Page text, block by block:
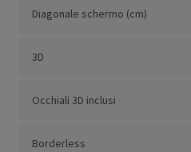
Diagonale schermo (cm)
3D
Occhiali 3D inclusi
Borderless